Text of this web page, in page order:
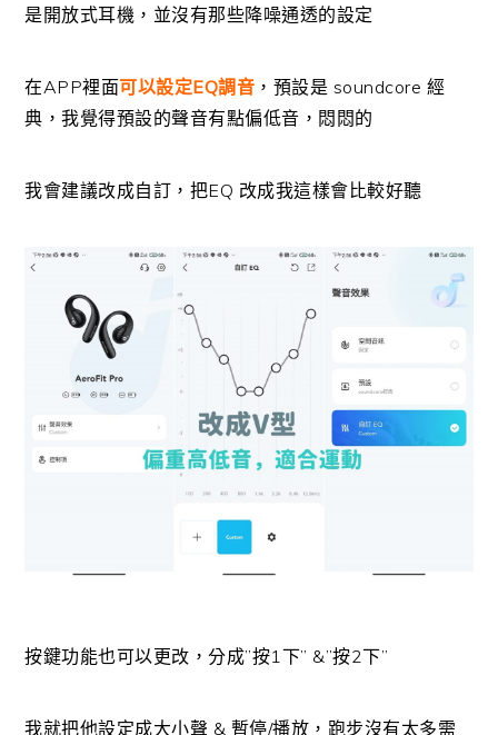
是開放式耳機，並沒有那些降噪通透的設定
在APP裡面可以設定EQ調音 ，預設是 soundcore 經
典，我覺得預設的聲音有點偏低音，悶悶的
我會建議改成自訂，把EQ 改成我這樣會比較好聽
按鍵功能也可以更改，分成”按1下” &”按2下”
我就把他設定成大小聲 & 暫停/播放，跑步沒有太多需